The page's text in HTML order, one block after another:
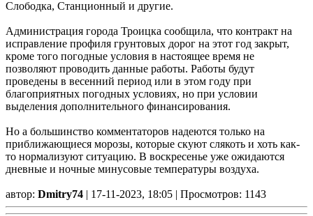
Слободка, Станционный и другие.
Администрация города Троицка сообщила, что контракт на
исправление профиля грунтовых дорог на этот год закрыт,
кроме того погодные условия в настоящее время не
позволяют проводить данные работы. Работы будут
проведены в весенний период или в этом году при
благоприятных погодных условиях, но при условии
выделения дополнительного финансирования.
Но а большинство комментаторов надеются только на
приближающиеся морозы, которые скуют слякоть и хоть как-
то нормализуют ситуацию. В воскресенье уже ожидаются
дневные и ночные минусовые температуры воздуха.
автор: Dmitry74 | 17-11-2023, 18:05 | Просмотров: 1143